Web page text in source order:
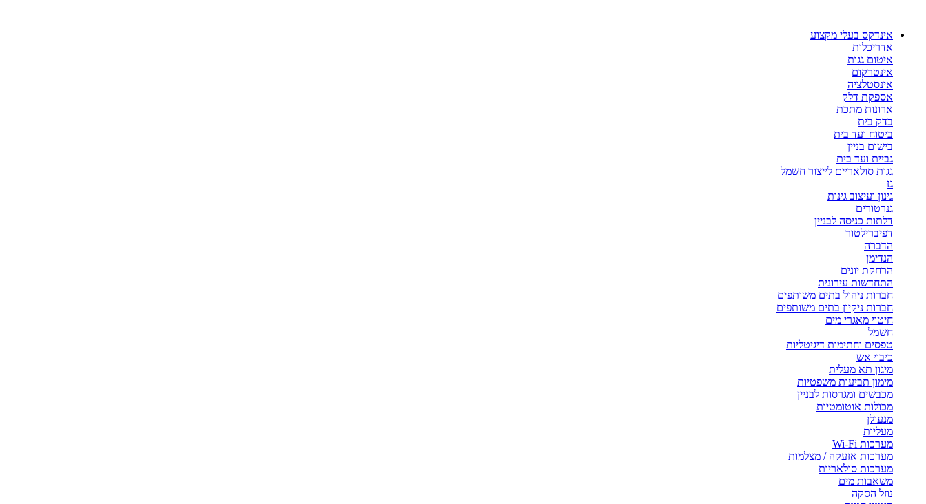
אינדקס בעלי מקצוע
אדריכלות
איטום גגות
אינטרקום
אינסטלציה
אספקת דלק
ארונות מתכת
בדק בית
ביטוח ועד בית
בישום בניין
גביית ועד בית
גגות סולאריים לייצור חשמל
גז
גינון ועיצוב גינות
גנרטורים
דלתות כניסה לבניין
דפיברילטור
הדברה
הנדימן
הרחקת יונים
התחדשות עירונית
חברות ניהול בתים משותפים
חברות ניקיון בתים משותפים
חיטוי מאגרי מים
חשמל
טפסים וחתימות דיגיטליות
כיבוי אש
מיגון תא מעלית
מימון תביעות משפטיות
מכבשים ומגרסות לבניין
מכולות אוטומטיות
מנעולן
מעליות
מערכות Wi-Fi
מערכות אזעקה / מצלמות
מערכות סולאריות
משאבות מים
נוזל הסקה